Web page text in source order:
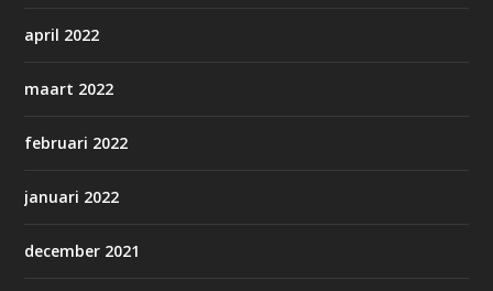
april 2022
maart 2022
februari 2022
januari 2022
december 2021